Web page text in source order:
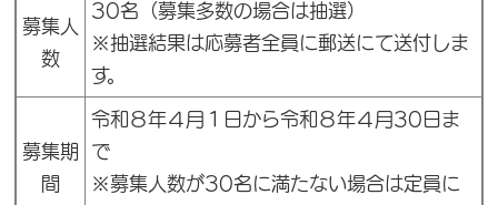
募集人
数
30名（募集多数の場合は抽選）
※抽選結果は応募者全員に郵送にて送付しま
す。
募集期
間
令和８年４月１日から令和８年４月30日ま
で
※募集人数が30名に満たない場合は定員に